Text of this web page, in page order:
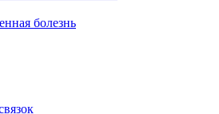
болезнь